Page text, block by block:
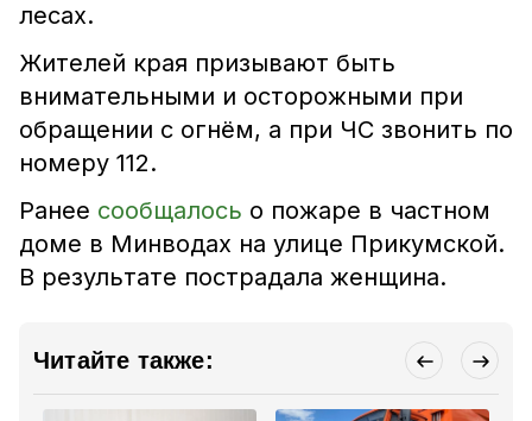
лесах.
Жителей края призывают быть
внимательными и осторожными при
обращении с огнём, а при ЧС звонить по
номеру 112.
Ранее сообщалось о пожаре в частном
доме в Минводах на улице Прикумской.
В результате пострадала женщина.
Читайте также: